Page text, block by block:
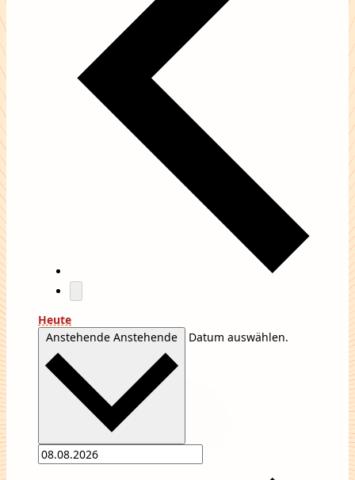
Heute
Anstehende Anstehende Datum auswählen.